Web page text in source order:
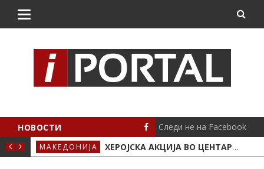
НОВОСТИ
ВЕЛОСИПЕДИТЕ
МАКЕДОНИЈА ХЕРОЈСКА АКЦИЈА ВО ЦЕНТАРОТ НА СКОПЈЕ: ДВАЈЦА ГРАЃАНИ СКОКНАА ВО ВАРДАР И СПАСИЈА ЖЕНА
Следи не на Facebook